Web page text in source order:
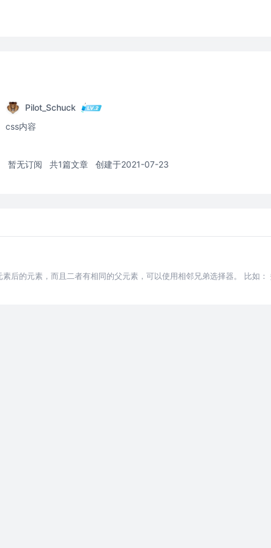
Pilot_Schuck
css内容
暂无订阅 共1篇文章 创建于2021-07-23
后的元素，而且二者有相同的父元素，可以使用相邻兄弟选择器。 比如
这里的